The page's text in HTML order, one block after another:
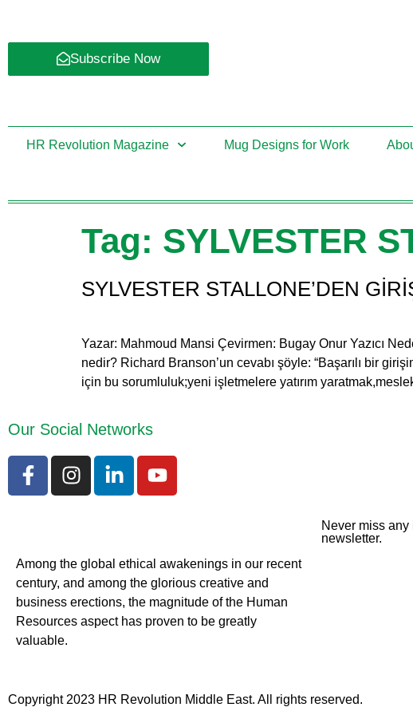
Subscribe Now
HR Revolution Magazine Mug Designs for Work
Tag: SYLVESTER
SYLVESTER STALLONE’DEN
Yazar: Mahmoud Mansi Çevirmen: Bugay Onur Yazıcı
nedir? Richard Branson’un cevabı şöyle: “Başarılı bir
için bu sorumluluk;yeni işletmelere yatırım
Our Social Networks
Among the global ethical awakenings in our recent
century, and among the glorious creative and
business erections, the magnitude of the Human
Resources aspect has proven to be greatly
valuable.
Never miss
newsletter.
Copyright 2023 HR Revolution Middle East. All rights reserved.